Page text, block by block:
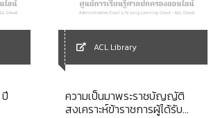
ACL Library
ความเป็นมาพระราชบัญญัติ
สงเคราะห์ข้าราชการผู้ได้รับ